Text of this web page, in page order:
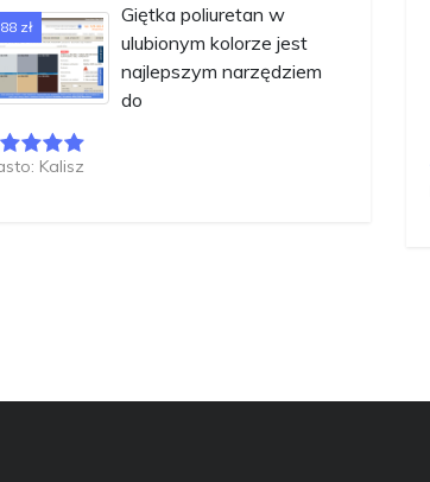
88 zł
Giętka poliuretan w
ulubionym kolorze jest
najlepszym narzędziem
do
Kalisz